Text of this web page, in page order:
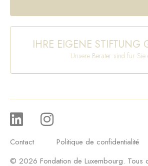
IHRE EIGENE STIFTUNG
Unsere Berater sind für Sie
Contact Politique de confidentialité
© 2026 Fondation de Luxembourg. Tous